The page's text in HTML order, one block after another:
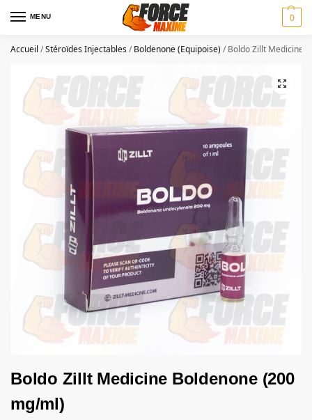
MENU 0
Accueil /Stéroïdes Injectables/Boldenone (Equipoise)/Boldo Zillt Medicine
Boldo Zillt Medicine Boldenone (200
mg/ml)